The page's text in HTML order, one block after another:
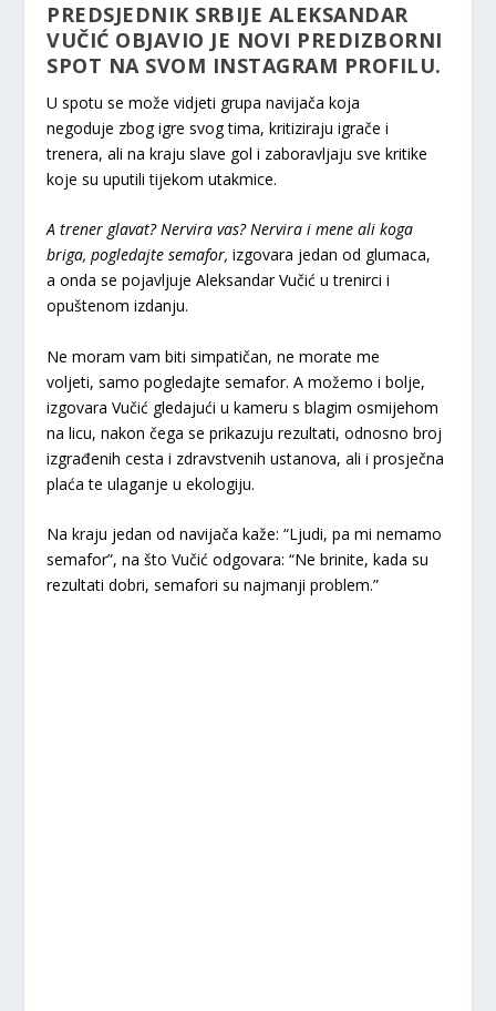
PREDSJEDNIK SRBIJE ALEKSANDAR
VUČIĆ OBJAVIO JE NOVI PREDIZBORNI
SPOT NA SVOM INSTAGRAM PROFILU.
U spotu se može vidjeti grupa navijača koja
negoduje zbog igre svog tima, kritiziraju igrače i
trenera, ali na kraju slave gol i zaboravljaju sve kritike
koje su uputili tijekom utakmice.
A trener glavat? Nervira vas? Nervira i mene ali koga
briga, pogledajte semafor, izgovara jedan od glumaca,
a onda se pojavljuje Aleksandar Vučić u trenirci i
opuštenom izdanju.
Ne moram vam biti simpatičan, ne morate me
voljeti, samo pogledajte semafor. A možemo i bolje,
izgovara Vučić gledajući u kameru s blagim osmijehom
na licu, nakon čega se prikazuju rezultati, odnosno broj
izgrađenih cesta i zdravstvenih ustanova, ali i prosječna
plaća te ulaganje u ekologiju.
Na kraju jedan od navijača kaže: “Ljudi, pa mi nemamo
semafor”, na što Vučić odgovara: “Ne brinite, kada su
rezultati dobri, semafori su najmanji problem.”